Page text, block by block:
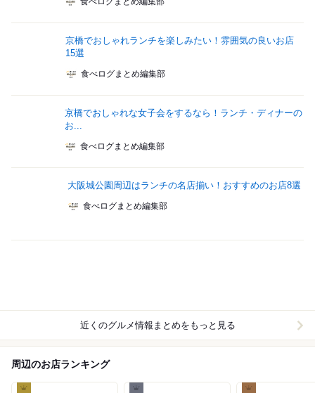
京橋でおしゃれランチを楽しみたい！雰囲気の良いお店
15選
食べログまとめ編集部
京橋でおしゃれな女子会をするなら！ランチ・ディナーの
お...
食べログまとめ編集部
大阪城公園周辺はランチの名店揃い！おすすめのお店8選
食べログまとめ編集部
近くのグルメ情報まとめをもっと見る
周辺のお店ランキング